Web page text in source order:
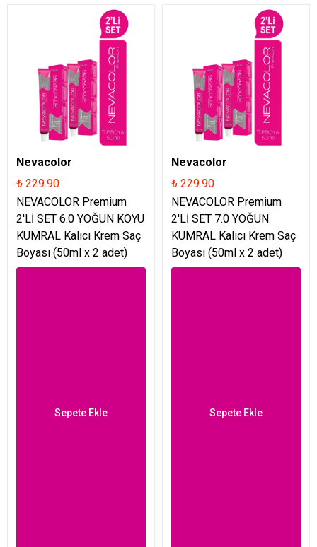
Nevacolor
₺ 229.90
NEVACOLOR Premium
2'Lİ SET 6.0 YOĞUN KOYU
KUMRAL Kalıcı Krem Saç
Boyası (50ml x 2 adet)
Sepete Ekle
Nevacolor
₺ 229.90
NEVACOLOR Premium
2'Lİ SET 7.0 YOĞUN
KUMRAL Kalıcı Krem Saç
Boyası (50ml x 2 adet)
Sepete Ekle